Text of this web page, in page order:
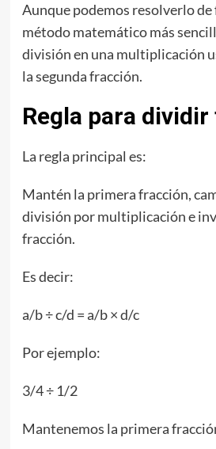
Aunque podemos resolverlo de
método matemático más
división en una multiplicación
la segunda fracción.
Regla para
La regla principal es:
Mantén la primera fracción,
división por multiplicación e
fracción.
Es decir:
a/b ÷ c/d = a/b × d/c
Por ejemplo:
3/4 ÷ 1/2
Mantenemos la primera